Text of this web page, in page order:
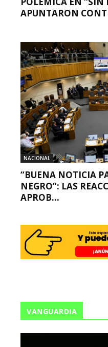
APUNTARON
NACIONAL
“BUENA NOTICIA
NEGRO”: LAS
APROB...
VANGUARDIA